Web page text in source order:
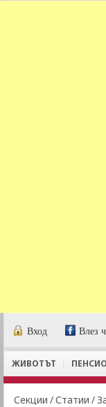
Вход Влез
ЖИВОТЪТ
Секции /Статии /